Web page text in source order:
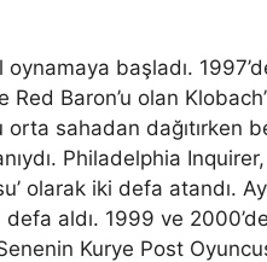
başladı.
Baron’u olan
sahadan dağıtırken
Philadelphia
olarak iki defa atandı.
aldı. 1999 ve
Kurye Post